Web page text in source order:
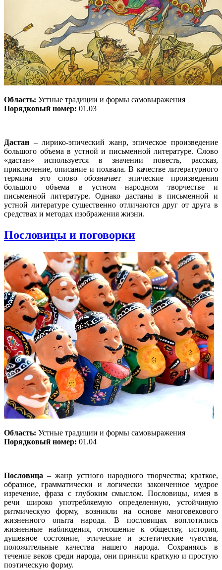
Область: Устные традиции и формы самовыражения
Порядковый номер: 01.03
Дастан – лирико-эпический жанр, эпическое произведение
большого объема в устной и письменной литературе. Слово
«дастан» используется в значении повесть, рассказ,
приключение, описание и похвала. В качестве литературного
термина это слово обозначает эпические произведения
большого объема в устном народном творчестве и
письменной литературе. Однако дастаны в письменной и
устной литературе существенно отличаются друг от друга в
средствах и методах изображения жизни.
Пословицы и поговорки
Область: Устные традиции и формы самовыражения
Порядковый номер: 01.04
Пословица – жанр устного народного творчества; краткое,
образное, грамматически и логически законченное мудрое
изречение, фраза с глубоким смыслом. Пословицы, имея в
речи широко употребляемую определенную, устойчивую
ритмическую форму, возникли на основе многовекового
жизненного опыта народа. В пословицах воплотились
жизненные наблюдения, отношение к обществу, история,
душевное состояние, этические и эстетические чувства,
положительные качества нашего народа. Сохраняясь в
течение веков среди народа, они приняли краткую и простую
поэтическую форму.